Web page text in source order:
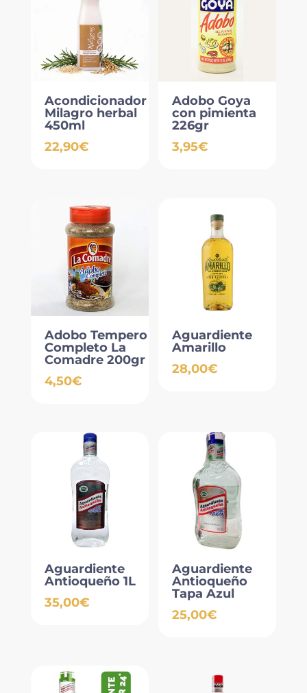
Acondicionador
Milagro herbal
450ml
22,90€
Adobo Goya
con pimienta
226gr
3,95€
Adobo Tempero
Completo La
Comadre 200gr
4,50€
Aguardiente
Amarillo
28,00€
Aguardiente
Antioqueño 1L
35,00€
Aguardiente
Antioqueño
Tapa Azul
25,00€